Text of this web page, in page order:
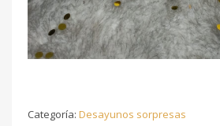
Categoría: Desayunos sorpresas